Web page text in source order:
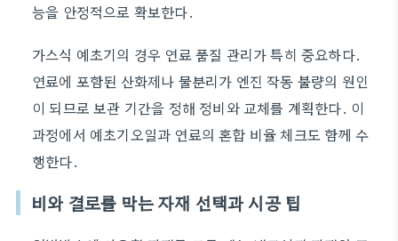
능을 안정적으로 확보한다.
가스식 예초기의 경우 연료 품질 관리가 특히 중요하다.
연료에 포함된 산화제나 물분리가 엔진 작동 불량의 원인
이 되므로 보관 기간을 정해 정비와 교체를 계획한다. 이
과정에서 예초기오일과 연료의 혼합 비율 체크도 함께 수
행한다.
비와 결로를 막는 자재 선택과 시공 팁